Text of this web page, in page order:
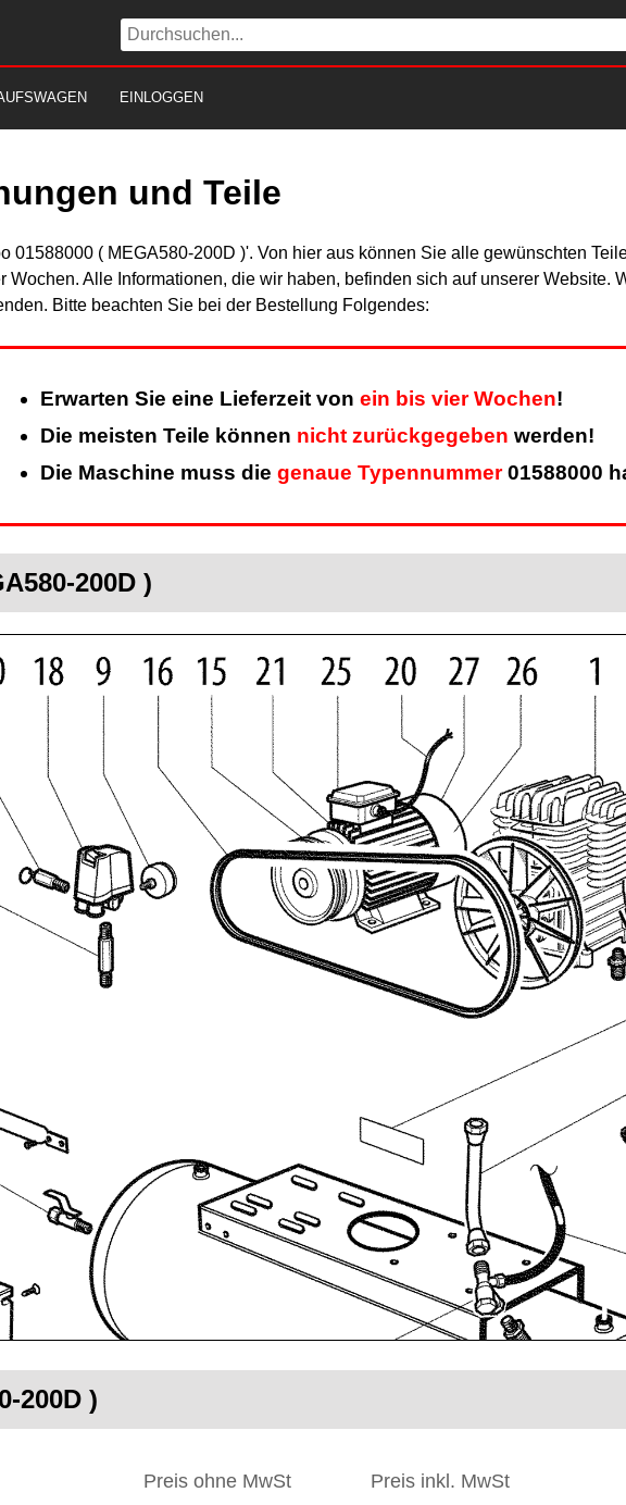
EINLOGGEN
und Teile
01588000 ( MEGA580-200D )'. Von hier aus können Sie alle gewünschten
Alle Informationen, die wir haben, befinden sich auf unserer Website.
Bitte beachten Sie bei der Bestellung Folgendes:
Erwarten Sie eine Lieferzeit von ein bis vier Wochen!
Die meisten Teile können nicht zurückgegeben werden!
Die Maschine muss die genaue Typennummer01588000
200D )
200D )
Preis ohne MwSt Preis inkl. MwSt